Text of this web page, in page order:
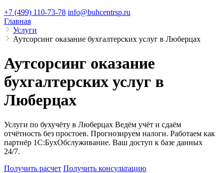
+7 (499) 110-73-78 info@buhcentrsp.ru
Главная
Услуги
Аутсорсинг оказание бухгалтерских услуг в Люберцах
Аутсорсинг оказание
бухгалтерских услуг в
Люберцах
Услуги по бухучёту в Люберцах Ведём учёт и сдаём
отчётность без простоев. Прогнозируем налоги. Работаем как
партнёр 1С:БухОбслуживание. Ваш доступ к базе данных
24/7.
Получить расчет Получить консультацию